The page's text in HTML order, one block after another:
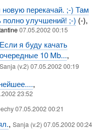
перекачай. ;-) Там
полно улучшений! ;-) (-),
07.05.2002 00:15
Если я буду качать
очередные 10 Mb...,
Sanja (v.2) 07.05.2002 00:19
,
23:52
07.05.2002 00:21
, Sanja (v.2) 07.05.2002 00:24